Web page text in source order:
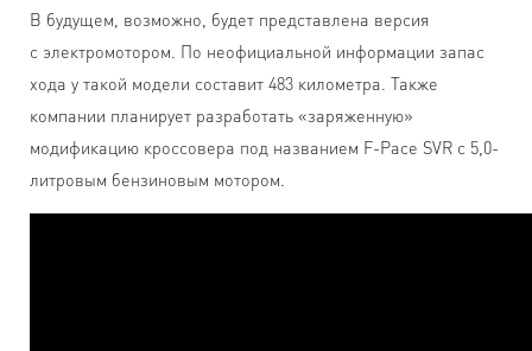
В будущем, возможно, будет представлена версия
с электромотором. По неофициальной информации запас
хода у такой модели составит 483 километра. Также
компании планирует разработать «заряженную»
модификацию кроссовера под названием F-Pace SVR с 5,0-
литровым бензиновым мотором.